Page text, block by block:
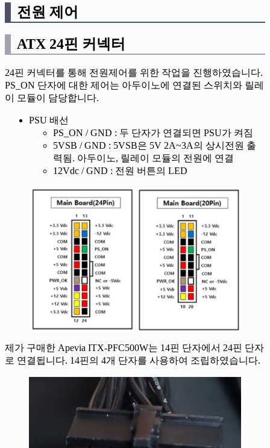
전원 제어
ATX 24핀 커넥터
24핀 커넥터를 통해 전원제어를 위한 작업을 진행하였습니다.
PS_ON 단자에 대한 제어는 아두이노에 연결된 스위치와 릴레
이 모듈이 담당합니다.
PSU 배선
PS_ON / GND : 두 단자가 연결되면 PSU가 켜짐
5VSB / GND : 5VSB은 5V 2A~3A의 상시전원 출
력됨. 아두이노, 릴레이 모듈의 전원에 연결
12Vdc / GND : 전원 버튼의 LED
제가 구매한 Apevia ITX-PFC500W는 14핀 단자에서 24핀 단자
로 연결됩니다. 14핀의 4개 단자를 사용하여 조립하였습니다.